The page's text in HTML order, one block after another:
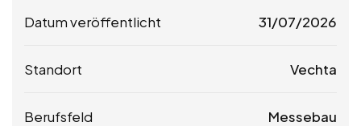
Datum veröffentlicht 31/07/2026
Standort Vechta
Berufsfeld Messebau